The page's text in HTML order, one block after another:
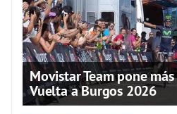
Movistar Team pone
Vuelta a Burgos 2026